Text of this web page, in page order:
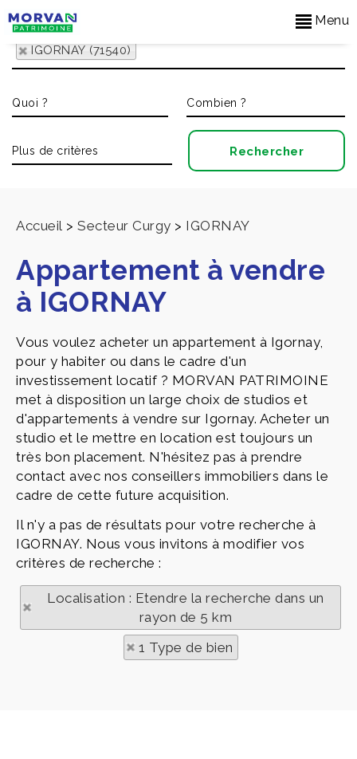
Menu
IGORNAY (71540)
Accueil > Secteur Curgy > IGORNAY
Appartement à vendre
à IGORNAY
Vous voulez acheter un appartement à Igornay,
pour y habiter ou dans le cadre d'un
investissement locatif ? MORVAN PATRIMOINE
met à disposition un large choix de studios et
d'appartements à vendre sur Igornay. Acheter un
studio et le mettre en location est toujours un
très bon placement. N'hésitez pas à prendre
contact avec nos conseillers immobiliers dans le
cadre de cette future acquisition.
Il n'y a pas de résultats pour votre recherche à
IGORNAY. Nous vous invitons à modifier vos
critères de recherche :
Localisation : Etendre la recherche dans un
rayon de 5 km
1 Type de bien